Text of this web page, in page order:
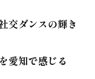
交ダンスの輝き
愛知で感じる